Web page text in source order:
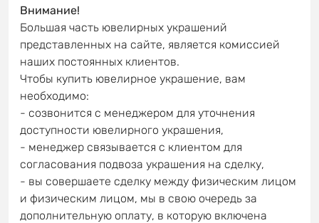
Внимание!
Большая часть ювелирных украшений
представленных на сайте, является комиссией
наших постоянных клиентов.
Чтобы купить ювелирное украшение, вам
необходимо:
- созвонится с менеджером для уточнения
доступности ювелирного украшения,
- менеджер связывается с клиентом для
согласования подвоза украшения на сделку,
- вы совершаете сделку между физическим лицом
и физическим лицом, мы в свою очередь за
дополнительную оплату, в которую включена